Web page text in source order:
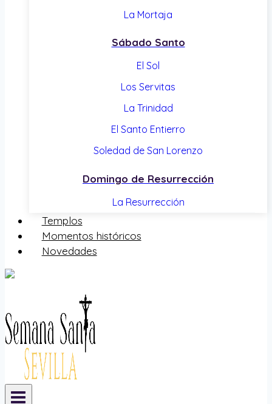
La Mortaja
Sábado Santo
El Sol
Los Servitas
La Trinidad
El Santo Entierro
Soledad de San Lorenzo
Domingo de Resurrección
La Resurrección
Templos
Momentos históricos
Novedades